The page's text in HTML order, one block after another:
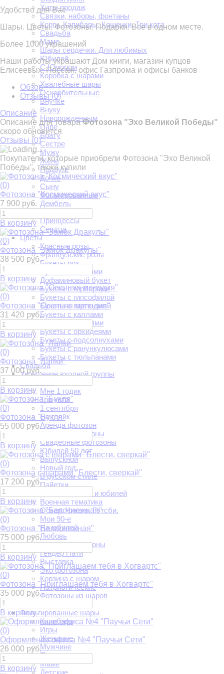
Хиты продаж
Связки, наборы, фонтаны
Корги. Капибары. Кошечки. Три кота
Свадьба
Маме
Шары сердечки. Для любимых
Юбилей
С Юмором
Коробка с шарами
Хвалебные шары
Оскорбительные
Внучке
Внуку
Новорожденным
Папе
Брату
Сестре
Мужу
Жене
Подруге
Дочке
Сыну
Фольгированные
Дембель
Принцессы
Сердца
Цветы
Красные розы
Французские розы
Букеты роз
Букеты с пионами
Дофаминовый букет
Букеты с герберами
Букеты с гипсофилой
Букеты с гортензией
Букеты с каллами
Букеты с лилиями
Букеты с орхидеями
Букеты с подсолнухами
Букеты с ранункулюсами
Букеты с тюльпанами
Свадьба
Украшение входной группы
Мне 1 годик
Три кота
1 сентября
На годик
Аренда фотозон
Детские фотозоны
Свадебные фотозоны
Юбилей 50 лет
Выпускной
Новый год
В русском стиле
Пайетки
День рождения и юбилей
Военная тематика
Оскар. Чикаго. Гэтсби.
Мои 90-е
На юбилей
Любовь
Круглые фотозоны
Гендер Пати
Выставка
Эко фотозона
Корзина с шаром
Патриотические
Фотозоны из шаров
Фольгированные шары
Капибара
Игры
Женщине
Мужчине
Папе
Маме
Детские
Удобство для Вас
Шары. Цветы. Фотозоны. Подарки. Все в одном месте.
Более 1000 украшений
Наши работы украшают Дом книги, магазин купцов
Елисеевых, Пассаж, офис Газпрома и офисы банков
Обзор
Отзывы (0)
Описание
Описание для товараФотозона "Эхо Великой Победы"
скоро обновится
Отзывы (0)
Покупатели, которые приобрели Фотозона "Эхо Великой
Победы", также купили
(0)
Фотозона "Космический вкус"
7 900 руб.
В корзину
(0)
Фотозона "Замок Дракулы"
38 500 руб.
В корзину
(0)
Фотозона "Осенняя мелодия"
31 420 руб.
В корзину
(0)
Фотозона "Лапки"
37 000 руб.
В корзину
(0)
Фотозона "Букля"
55 000 руб.
В корзину
(0)
Фотозона с шарами "Блести, сверкай"
17 200 руб.
В корзину
(0)
Фотозона "Белоснежная"
75 000 руб.
В корзину
(0)
Фотозона "Приглашаем тебя в Хогвартс"
35 000 руб.
В корзину
(0)
Оформление офиса №4 "Паучьи Сети"
26 000 руб.
В корзину